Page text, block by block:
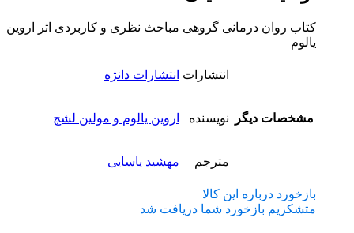
کتاب روان درمانی گروهی مباحث نظری و کاربردی اثر اروین
یالوم
مشخصات دیگر
انتشارات انتشارات دانژه
نویسنده اروین یالوم و مولین لشچ
مترجم مهشید یاسایی
بازخورد درباره این کالا
متشکریم بازخورد شما دریافت شد